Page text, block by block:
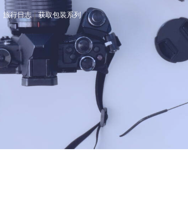
旅行日志|获取包装系列